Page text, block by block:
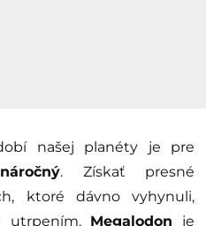
našej planéty je pre
náročný. Získať presné
ktoré dávno vyhynuli,
utrpením. Megalodon je